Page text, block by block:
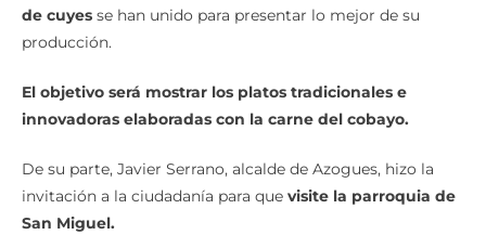
de cuyes se han unido para presentar lo mejor de su
producción.
El objetivo será mostrar los platos tradicionales e
innovadoras elaboradas con la carne del cobayo.
De su parte, Javier Serrano, alcalde de Azogues, hizo la
invitación a la ciudadanía para que visite la parroquia de
San Miguel.